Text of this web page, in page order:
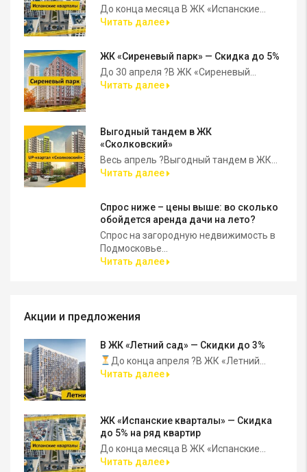
До конца месяца В ЖК «Испанские...
Читать далее
ЖК «Сиреневый парк» — Скидка до 5%
До 30 апреля ?В ЖК «Сиреневый...
Читать далее
Выгодный тандем в ЖК
«Сколковский»
Весь апрель ?Выгодный тандем в ЖК...
Читать далее
Спрос ниже – цены выше: во сколько
обойдется аренда дачи на лето?
Спрос на загородную недвижимость в
Подмосковье...
Читать далее
Акции и предложения
В ЖК «Летний сад» — Скидки до 3%
До конца апреля ?В ЖК «Летний...
Читать далее
ЖК «Испанские кварталы» — Скидка
до 5% на ряд квартир
До конца месяца В ЖК «Испанские...
Читать далее